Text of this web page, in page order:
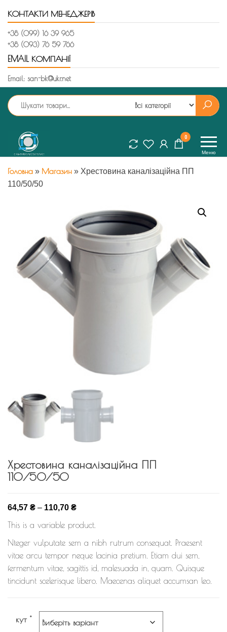
до
контенту
КОНТАКТИ МЕНЕДЖЕРІВ
+38 (099) 16 39 965
+38 (093) 76 59 766
EMAIL КОМПАНІЇ
Email: san-bk@ukr.net
Сантехбудкомплект
каналізаційних
труб
труби
Меню
0
Головна » Магазин » Хрестовина каналізаційна ПП
110/50/50
Хрестовина каналізаційна ПП
110/50/50
64,57 ₴ – 110,70 ₴
This is a variable product.
Nteger vulputate sem a nibh rutrum consequat. Praesent
vitae arcu tempor neque lacinia pretium. Etiam dui sem,
fermentum vitae, sagittis id, malesuada in, quam. Quisque
tincidunt scelerisque libero. Maecenas aliquet accumsan leo.
кут °